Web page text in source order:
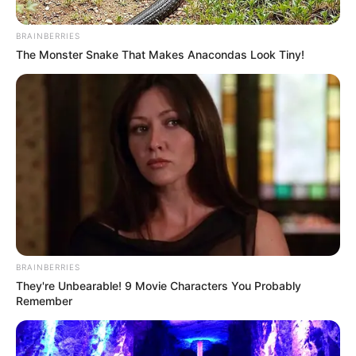
Habitantes de la zona
Violenta noche en Pasto
Por:David Fajardo Trujillo
BRAINBERRIES
The Monster Snake That Makes Anacondas Look Tiny!
BRAINBERRIES
They're Unbearable! 9 Movie Characters You Probably
Remember